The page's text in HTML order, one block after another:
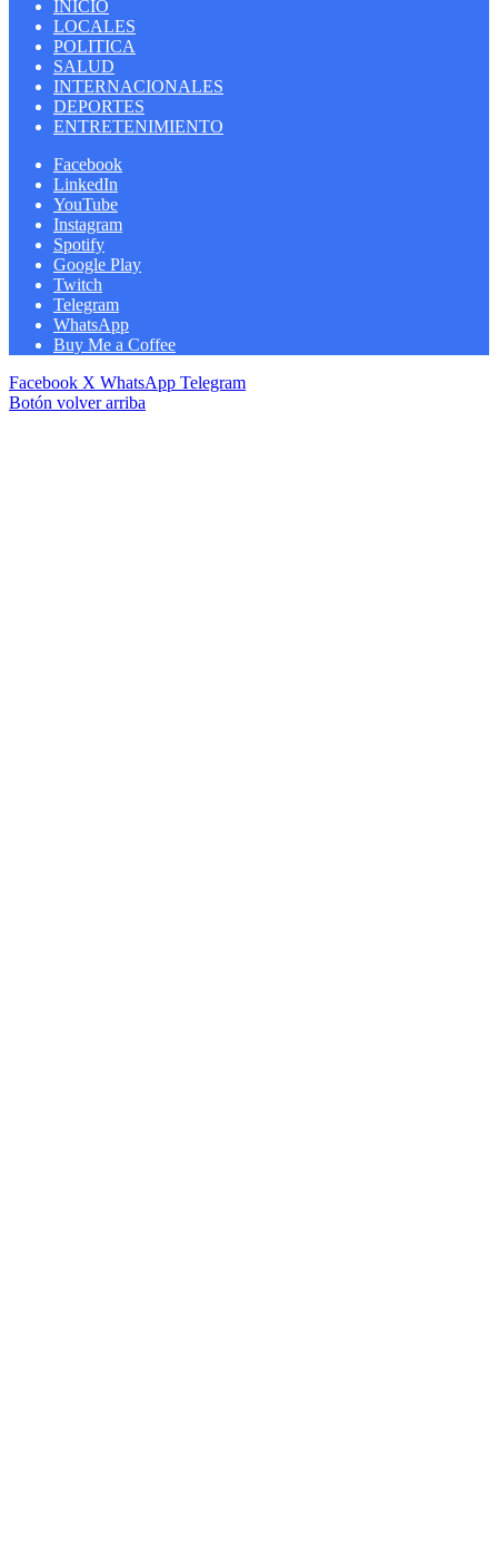
INICIO
LOCALES
POLITICA
SALUD
INTERNACIONALES
DEPORTES
ENTRETENIMIENTO
Facebook
LinkedIn
YouTube
Instagram
Spotify
Google Play
Twitch
Telegram
WhatsApp
Buy Me a Coffee
Facebook X WhatsApp Telegram
Botón volver arriba